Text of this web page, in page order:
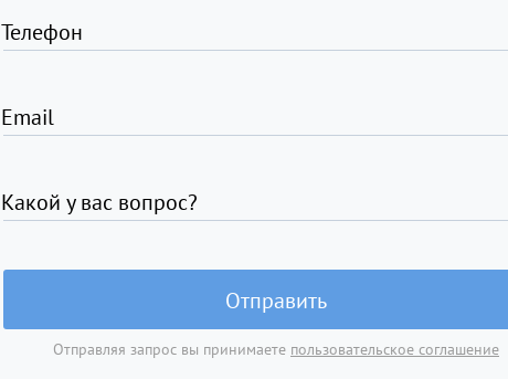
Телефон
Email
Какой у вас вопрос?
Отправить
Отправляя запрос вы принимаете пользовательское соглашение